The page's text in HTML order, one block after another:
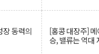
동력의 [홍콩 대장주]
승, 밸류는 역대